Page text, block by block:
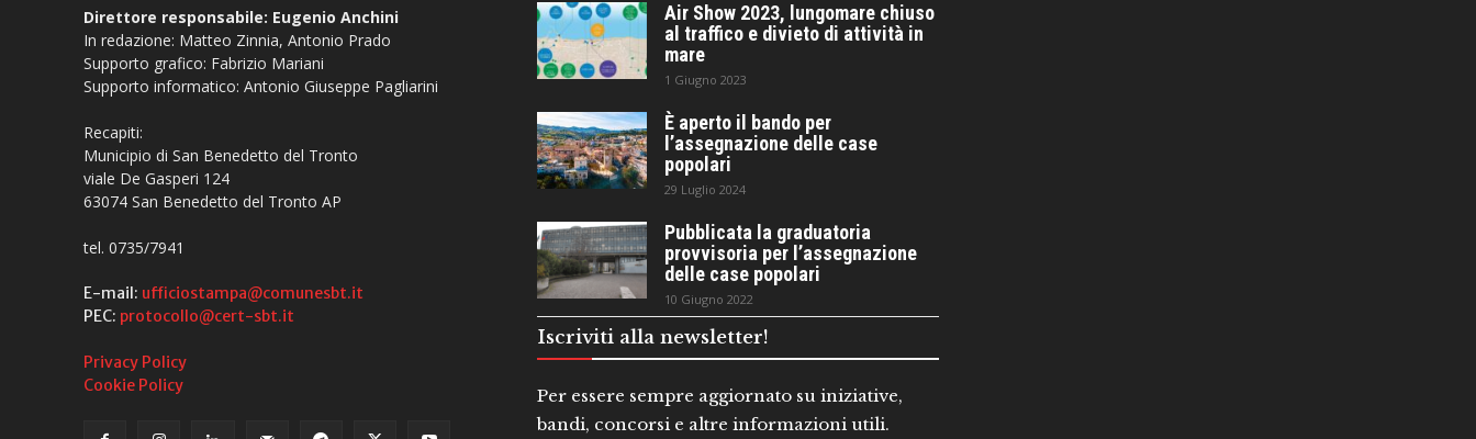
Direttore responsabile: Eugenio Anchini
In redazione: Matteo Zinnia, Antonio Prado
Supporto grafico: Fabrizio Mariani
Supporto informatico: Antonio Giuseppe Pagliarini
Recapiti:
Municipio di San Benedetto del Tronto
viale De Gasperi 124
63074 San Benedetto del Tronto AP
tel. 0735/7941
E-mail: ufficiostampa@comunesbt.it
PEC: protocollo@cert-sbt.it
Privacy Policy
Cookie Policy
Air Show 2023, lungomare chiuso
al traffico e divieto di attività in
mare
1 Giugno 2023
È aperto il bando per
l’assegnazione delle case
popolari
29 Luglio 2024
Pubblicata la graduatoria
provvisoria per l’assegnazione
delle case popolari
10 Giugno 2022
Iscriviti alla newsletter!
Per essere sempre aggiornato su iniziative,
bandi, concorsi e altre informazioni utili.